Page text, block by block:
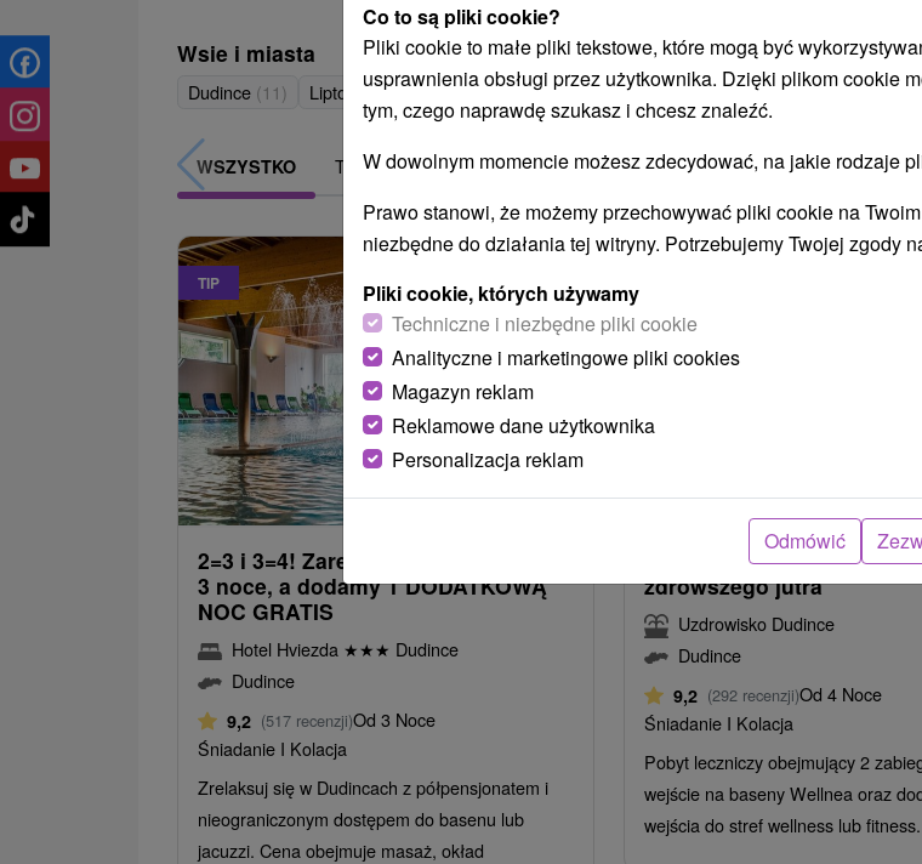
Wsie i miasta
Dudince (11) Liptovský Mikuláš(1)
WSZYSTKO TOP - BESTSELLERY NAJTAŃSZE NAJDROŻSZE NA
TIP
305,19
/noc/osoba
2=3 i 3=4! Zarezerwuj pobyt na 2 lub
3 noce, a dodamy 1 DODATKOWĄ
NOC GRATIS
Hotel Hviezda ★★★ Dudince
Dudince
9,2 (517 recenzji)Od 3 Noce
Śniadanie I Kolacja
Zrelaksuj się w Dudincach z półpensjonatem i
nieograniczonym dostępem do basenu lub
jacuzzi. Cena obejmuje masaż, okład
MEDICAL SILVER:
zdrowszego jutra
Uzdrowisko Dudince
Dudince
9,2 (292 recenzji)Od 4 Noce
Śniadanie I Kolacja
Pobyt leczniczy obejmujący 2
wejście na baseny Wellnea oraz
wejścia do stref wellness lub fitness.
Co to są pliki cookie?
Pliki cookie to małe pliki tekstowe, które mogą być
usprawnienia obsługi przez użytkownika. Dzięki plikom cookie
tym, czego naprawdę szukasz i chcesz znaleźć.
W dowolnym momencie możesz zdecydować, na jakie rodzaje
Prawo stanowi, że możemy przechowywać pliki cookie na
niezbędne do działania tej witryny. Potrzebujemy Twojej zgody
Pliki cookie, których używamy
Techniczne i niezbędne pliki cookie
Analityczne i marketingowe pliki cookies
Magazyn reklam
Reklamowe dane użytkownika
Personalizacja reklam
Odmówić